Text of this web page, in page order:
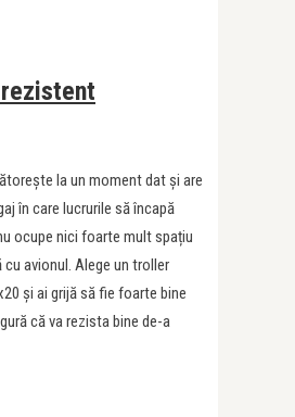
la un moment dat și are
în care lucrurile să încapă
ocupe nici foarte mult spațiu
avionul. Alege un troller
și ai grijă să fie foarte bine
că va rezista bine de-a